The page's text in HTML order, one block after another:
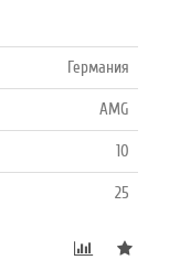
Германия
AMG
10
25